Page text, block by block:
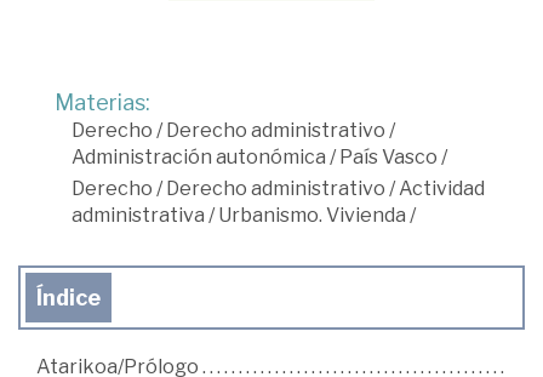
Materias:
Derecho /Derecho administrativo /
Administración autonómica /País Vasco /
Derecho /Derecho administrativo /Actividad
administrativa /Urbanismo. Vivienda /
Índice
Atarikoa/Prólogo . . . . . . . . . . . . . . . . . . . . . . . . . . . . . . . . . . . . . . . . . .